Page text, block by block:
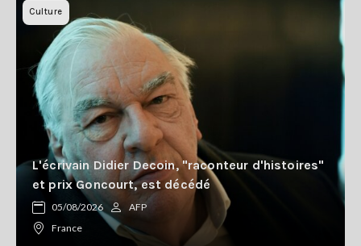
Culture
L'écrivain Didier Decoin, "raconteur d'histoires"
et prix Goncourt, est décédé
05/08/2026
AFP
France